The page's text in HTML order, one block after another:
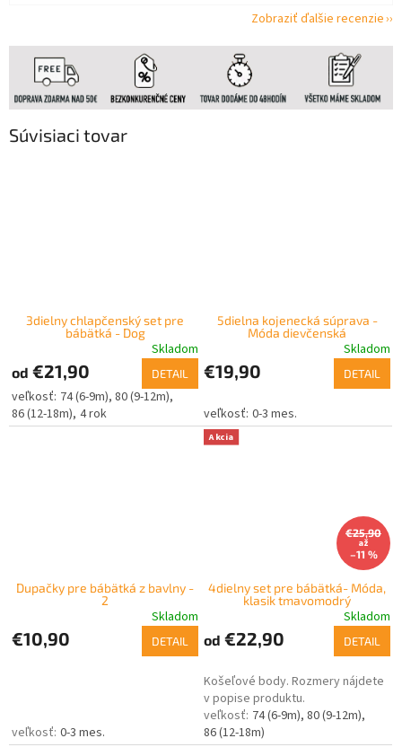
Súvisiaci tovar
3dielny chlapčenský set pre
bábätká - Dog
Skladom
od €21,90 DETAIL
74 (6-9m) 80 (9-12m)
86 (12-18m) 4 rok
5dielna kojenecká súprava -
Móda dievčenská
Skladom
€19,90 DETAIL
0-3 mes.
Dupačky pre bábätká z bavlny -
2
Skladom
€10,90 DETAIL
0-3 mes.
Akcia
€25,90
až
–11 %
4dielny set pre bábätká- Móda,
klasik tmavomodrý
Skladom
od €22,90 DETAIL
Košeľové body. Rozmery nájdete
v popise produktu.
74 (6-9m) 80 (9-12m)
86 (12-18m)
Zobraziť ďalšie recenzie